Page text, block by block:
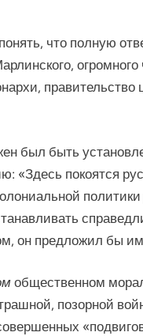
что полную
правительство
был быть
«Здесь покоятся
он предложил бы
общественном
позорной